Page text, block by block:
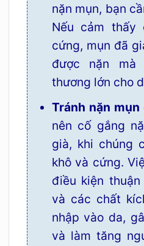
nặn mụn, bạn
Nếu cảm thấy
cứng, mụn đã
được nặn mà
thương lớn cho
Tránh nặn mụn
nên cố gắng
già, khi chúng
khô và cứng.
điều kiện
và các chất
nhập vào da,
và làm tăng